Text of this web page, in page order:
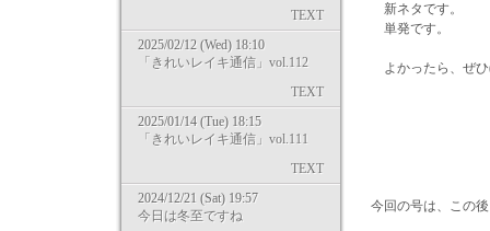
TEXT
2025/02/12 (Wed) 18:10
「きれいレイキ通信」vol.112
TEXT
2025/01/14 (Tue) 18:15
「きれいレイキ通信」vol.111
TEXT
2024/12/21 (Sat) 19:57
今日は冬至ですね
新ネタです。
単発です。
よかったら、ぜ
今回の号は、この後